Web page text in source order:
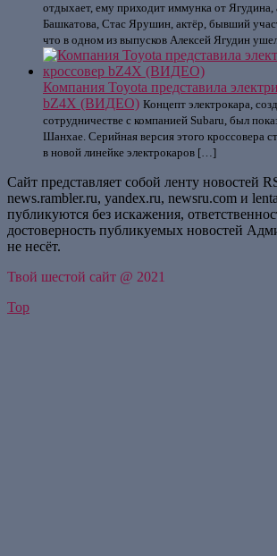
отдыхает, ему приходит иммунка от
Башкатова, Стас Ярушин, актёр, бывший
что в одном из выпусков Алексей Ягудин
Компания Toyota представила
bZ4X (ВИДЕО) Концепт электрокара,
сотрудничестве с компанией Subaru, был
Шанхае. Серийная версия этого кроссовера
в новой линейке электрокаров […]
Сайт представляет собой ленту новостей
news.rambler.ru, yandex.ru, newsru.com и
публикуются без искажения,
достоверность публикуемых новостей
не несёт.
Твой шестой сайт @ 2021
Top